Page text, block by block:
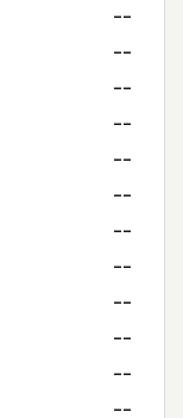
--
--
--
--
--
--
--
--
--
--
--
--